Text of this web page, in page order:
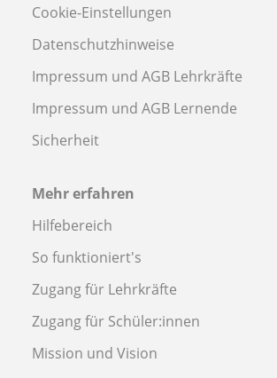
Cookie-Einstellungen
Datenschutzhinweise
Impressum und AGB Lehrkräfte
Impressum und AGB Lernende
Sicherheit
Mehr erfahren
Hilfebereich
So funktioniert's
Zugang für Lehrkräfte
Zugang für Schüler:innen
Mission und Vision